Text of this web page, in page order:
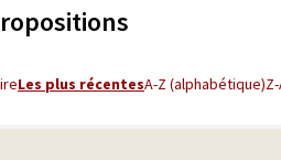
Les plus récentesA-Z (alphabétique)